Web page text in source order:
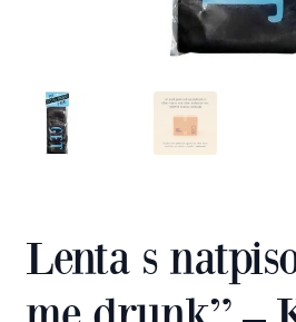
Lenta s